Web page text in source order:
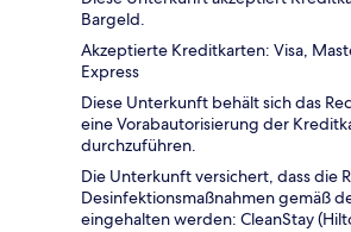
Bargeld.
Akzeptierte Kreditkarten: Visa,
Express
Diese Unterkunft behält sich das
eine Vorabautorisierung der
durchzuführen.
Die Unterkunft versichert, dass die
Desinfektionsmaßnahmen gemäß
eingehalten werden: CleanStay